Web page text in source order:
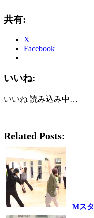
共有:
X
Facebook
いいね:
いいね 読み込み中…
Related Posts:
Mス